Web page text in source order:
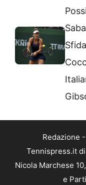
Redazione -
Tennispress.it
Nicola Marchese
e